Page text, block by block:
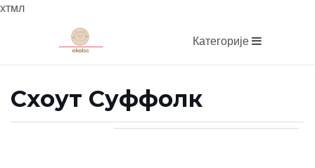
хтмл
Категорије
Схоут Суффолк